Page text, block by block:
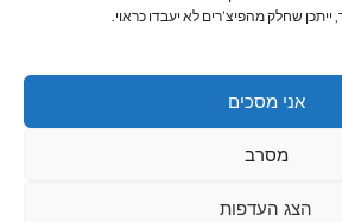
שחלק מהפיצ’רים לא יעבדו כראוי.
אני מסכים
מסרב
הצג העדפות